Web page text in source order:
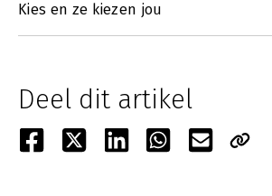
Kies en ze kiezen jou
Deel dit artikel